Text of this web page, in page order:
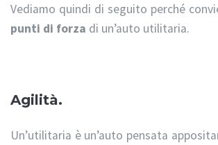
Vediamo quindi di seguito perché
punti di forza di un’auto utilitaria.
Agilità.
Un’utilitaria è un’auto pensata